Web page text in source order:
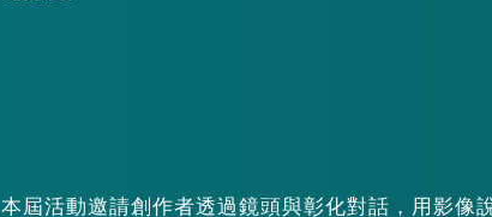
屆活動邀請創作者透過鏡頭與彰化對話，用影像